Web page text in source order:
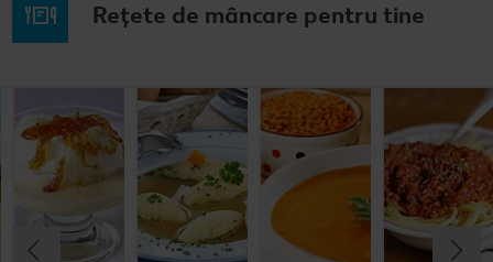
Rețete de mâncare pentru tine
Musaca de
cartofi cu
cașcaval
Cel mult 60 minute
Rafinat
Lapte de
pasăre
Cel mult 60 minute
Rafinat
Supă
tradițională
cu găluşte
Supă cremă de
linte
Cel mult 60 minute
Simplu